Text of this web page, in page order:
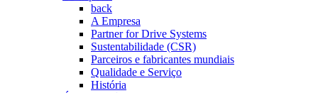
back
A Empresa
Partner for Drive Systems
Sustentabilidade (CSR)
Parceiros e fabricantes mundiais
Qualidade e Serviço
História